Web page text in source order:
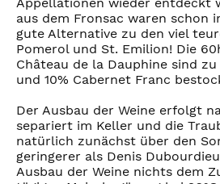
Appellationen wieder entdeckt
aus dem Fronsac waren schon
gute Alternative zu den viel
Pomerol und St. Emilion! Die
Château de la Dauphine sind
und 10% Cabernet Franc
Der Ausbau der Weine erfolgt
separiert im Keller und die
natürlich zunächst über den
geringerer als Denis
Ausbau der Weine nichts dem